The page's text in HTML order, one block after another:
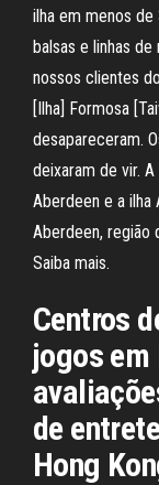
ilha em menos de
balsas e linhas
nossos clientes
[Ilha] Formosa
desapareceram.
deixaram de vir.
Aberdeen e a ilha
Aberdeen, região
Saiba mais.
Centros
jogos em
de
Hong